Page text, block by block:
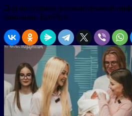
Для получения дополнительной
компании EcoFlow.